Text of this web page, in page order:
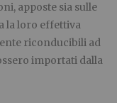
apposte sia sulle
la loro effettiva
riconducibili ad
importati dalla